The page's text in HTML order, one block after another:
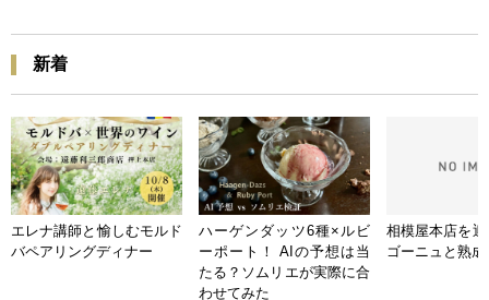
新着
エレナ講師と愉しむモルド
バペアリングディナー
ハーゲンダッツ6種×ルビ
ーポート！ AIの予想は当
たる？ソムリエが実際に合
わせてみた
相模屋本店を
ゴーニュと熟